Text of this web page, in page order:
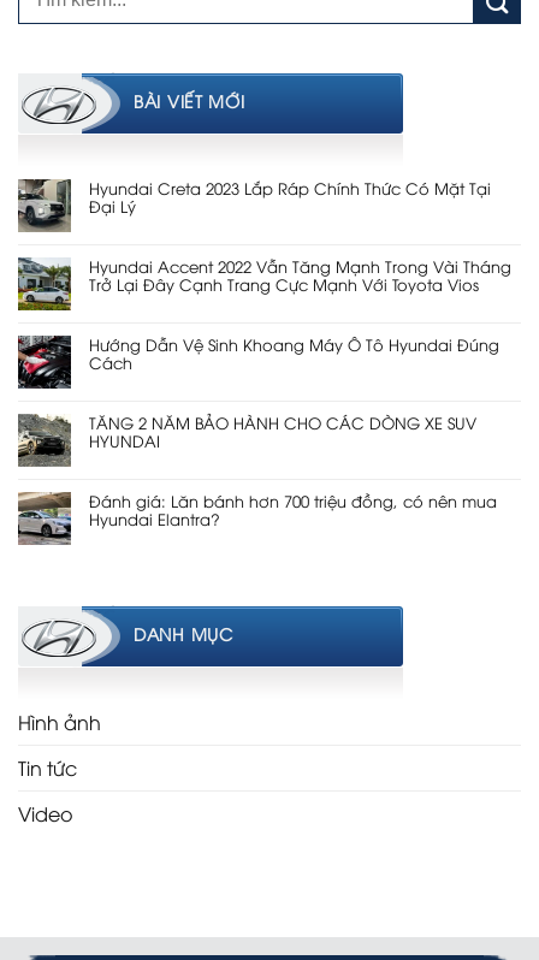
BÀI VIẾT MỚI
Hyundai Creta 2023 Lắp Ráp Chính Thức Có Mặt Tại
Đại Lý
Hyundai Accent 2022 Vẫn Tăng Mạnh Trong Vài Tháng
Trở Lại Đây Cạnh Trang Cực Mạnh Với Toyota Vios
Hướng Dẫn Vệ Sinh Khoang Máy Ô Tô Hyundai Đúng
Cách
TĂNG 2 NĂM BẢO HÀNH CHO CÁC DÒNG XE SUV
HYUNDAI
Đánh giá: Lăn bánh hơn 700 triệu đồng, có nên mua
Hyundai Elantra?
DANH MỤC
Hình ảnh
Tin tức
Video